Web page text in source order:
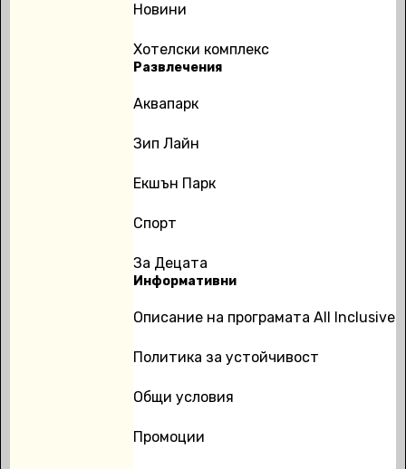
Новини
Хотелски комплекс
Развлечения
Аквапарк
Зип Лайн
Екшън Парк
Спорт
За Децата
Информативни
Описание на програмата All Inclusive
Политика за устойчивост
Общи условия
Промоции